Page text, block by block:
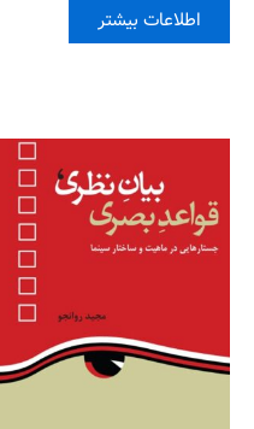
اطلاعات بیشتر